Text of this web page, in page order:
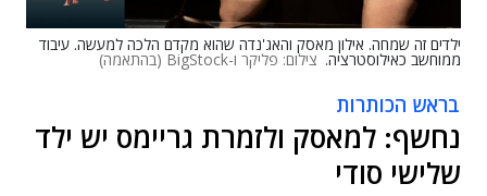
ילדים זה שמחה. אילון מאסק והאג'נדה שהוא מקדם הלכה למעשה. עיבוד
ממוחשב כאילוסטרציה. צילום: פליקר ו-BigStock (בהתאמה)
בראש הכותרות
נחשף: למאסק ולזמרת גריימס יש ילד
שלישי סודי